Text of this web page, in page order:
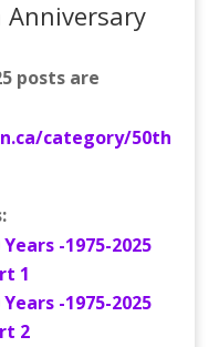
Anniversary
posts are
category/50th
-1975-2025
1
-1975-2025
2